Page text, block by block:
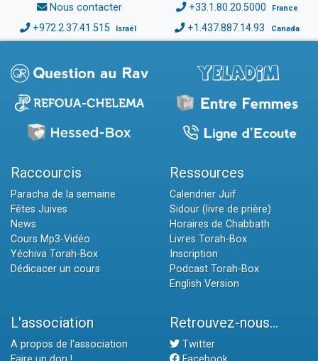
Nous contacter +33.1.80.20.5000 France
+972.2.37.41.515 Israël +1.437.887.14.93 Canada
Raccourcis
Paracha de la semaine
Fêtes Juives
News
Cours Mp3-Vidéo
Yéchiva Torah-Box
Dédicacer un cours
Ressources
Calendrier Juif
Sidour (livre de prière)
Horaires de Chabbath
Livres Torah-Box
Inscription
Podcast Torah-Box
English Version
L'association
A propos de l'association
Retrouvez-nous...
Twitter